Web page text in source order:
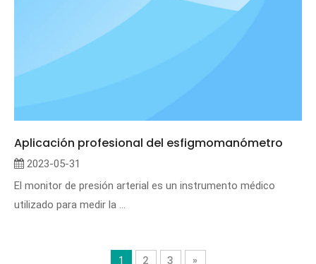
Aplicación profesional del esfigmomanómetro
2023-05-31
El monitor de presión arterial es un instrumento médico
utilizado para medir la ...
1 2 3 »